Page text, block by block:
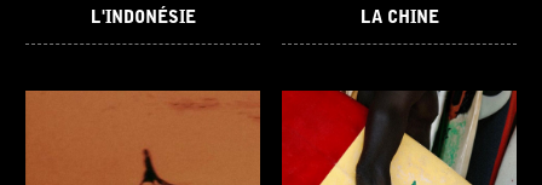
L'INDONÉSIE LA CHINE